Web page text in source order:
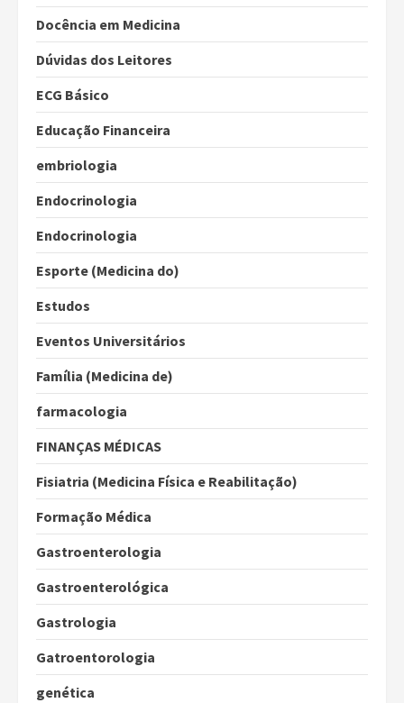
Docência em Medicina
Dúvidas dos Leitores
ECG Básico
Educação Financeira
embriologia
Endocrinologia
Endocrinologia
Esporte (Medicina do)
Estudos
Eventos Universitários
Família (Medicina de)
farmacologia
FINANÇAS MÉDICAS
Fisiatria (Medicina Física e Reabilitação)
Formação Médica
Gastroenterologia
Gastroenterológica
Gastrologia
Gatroentorologia
genética